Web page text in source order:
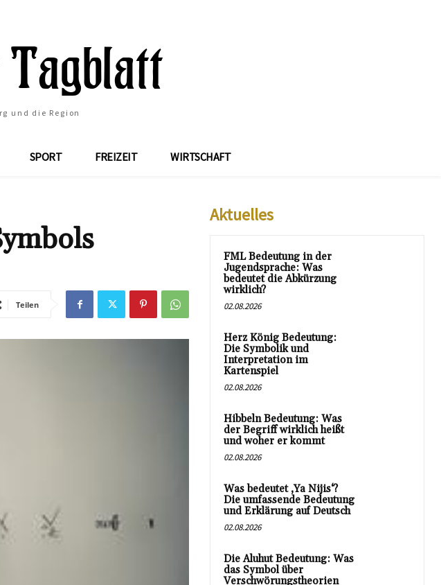
und die Region
SPORT FREIZEIT WIRTSCHAFT
Teilen
Aktuelles
FML Bedeutung in der
Jugendsprache: Was
bedeutet die Abkürzung
wirklich?
02.08.2026
Herz König Bedeutung:
Die Symbolik und
Interpretation im
Kartenspiel
02.08.2026
Hibbeln Bedeutung: Was
der Begriff wirklich heißt
und woher er kommt
02.08.2026
Was bedeutet ‚Ya Nijis‘?
Die umfassende Bedeutung
und Erklärung auf Deutsch
02.08.2026
Die Aluhut Bedeutung: Was
das Symbol über
Verschwörungstheorien